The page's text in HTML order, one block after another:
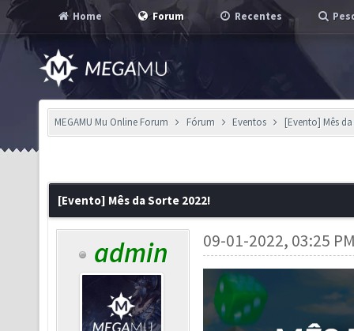
Home Forum Recentes
MEGAMU Mu Online Forum Fórum Eventos [Evento] Mês
[Evento] Mês da Sorte 2022!
admin 09-01-2022, 03:25